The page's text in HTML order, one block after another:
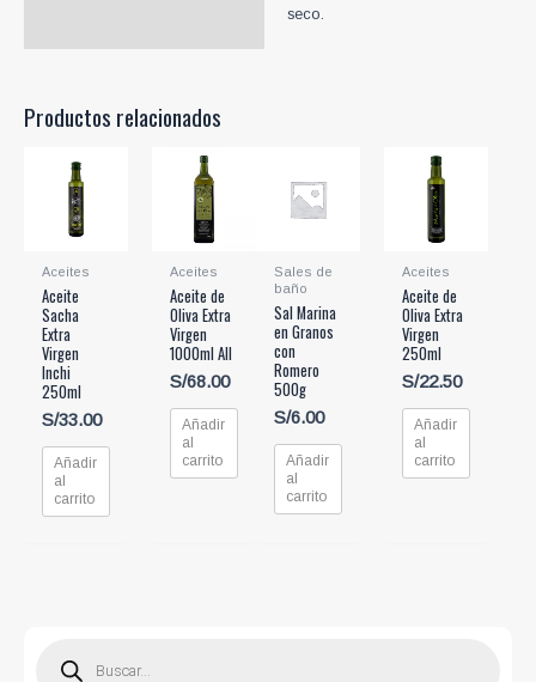
seco.
Productos relacionados
Aceites
Aceite
Sacha
Extra
Virgen
Inchi
250ml
S/33.00
Añadir
al
carrito
Aceites
Aceite de
Oliva Extra
Virgen
1000ml All
S/68.00
Añadir
al
carrito
Sales de
baño
Sal Marina
en Granos
con
Romero
500g
S/6.00
Añadir
al
carrito
Aceites
Aceite de
Oliva Extra
Virgen
250ml
S/22.50
Añadir
al
carrito